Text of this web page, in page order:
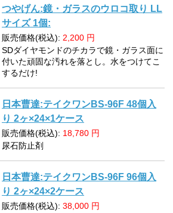
つやげん:鏡・ガラスのウロコ取り LL
サイズ 1個:
販売価格(税込): 2,200 円
SDダイヤモンドのチカラで鏡・ガラス面に
付いた頑固な汚れを落とし。水をつけてこ
するだけ!
日本曹達:テイクワンBS-96F 48個入
り 2ヶ×24×1ケース
販売価格(税込): 18,780 円
尿石防止剤
日本曹達:テイクワンBS-96F 96個入
り 2ヶ×24×2ケース
販売価格(税込): 38,000 円